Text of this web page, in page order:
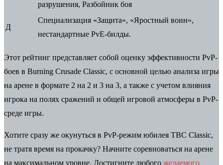
разрушения, Разбойник боя
Д
Специализация «Защита», «Яростный воин»,
нестандартные PvE-билды.
Этот рейтинг представляет собой оценку эффективности PvP-
боев в Burning Crusade Classic, с основной целью анализа игры
на арене в формате 2 на 2 и 3 на 3, а также с учетом влияния
игрока на полях сражений и общей игровой атмосферы в PvP-
среде игры.
Хотите сразу же окунуться в PvP-режим юбилея TBC Classic,
не тратя время на прокачку? Начните соревноваться на арене
на максимальном уровне. Достигните любого желаемого